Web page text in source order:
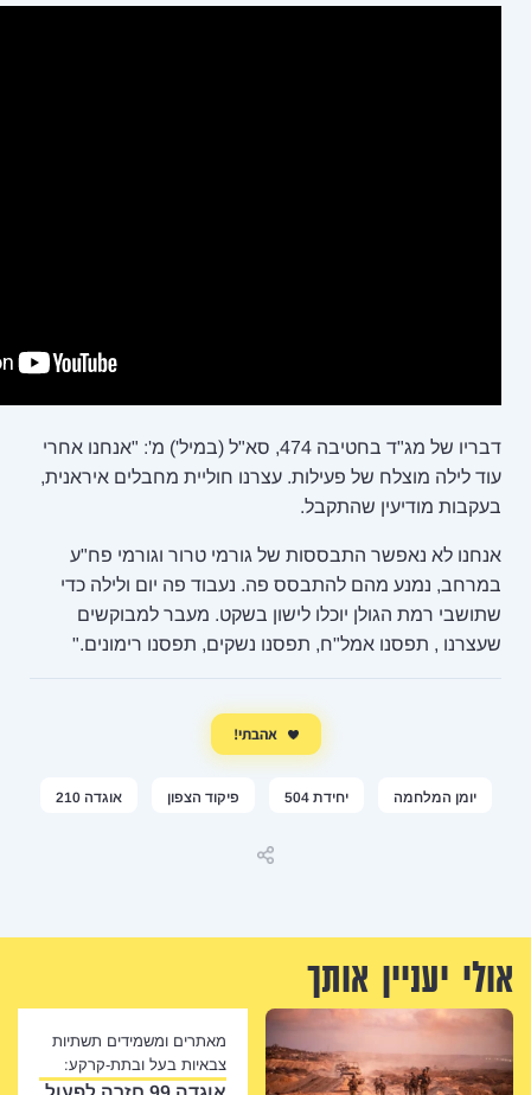
דבריו של מג"ד בחטיבה 474, סא"ל (במיל') מ': "אנחנו אחרי
עצרנו חוליית מחבלים איראנית,
של גורמי טרור וגורמי פח"ע
פה. נעבוד פה יום ולילה כדי
לישון בשקט. מעבר למבוקשים
נשקים, תפסנו רימונים."
פיקוד הצפון אוגדה 210
מאתרים ומשמידים תשתיות
צבאיות בעל ובתת-קרקע: